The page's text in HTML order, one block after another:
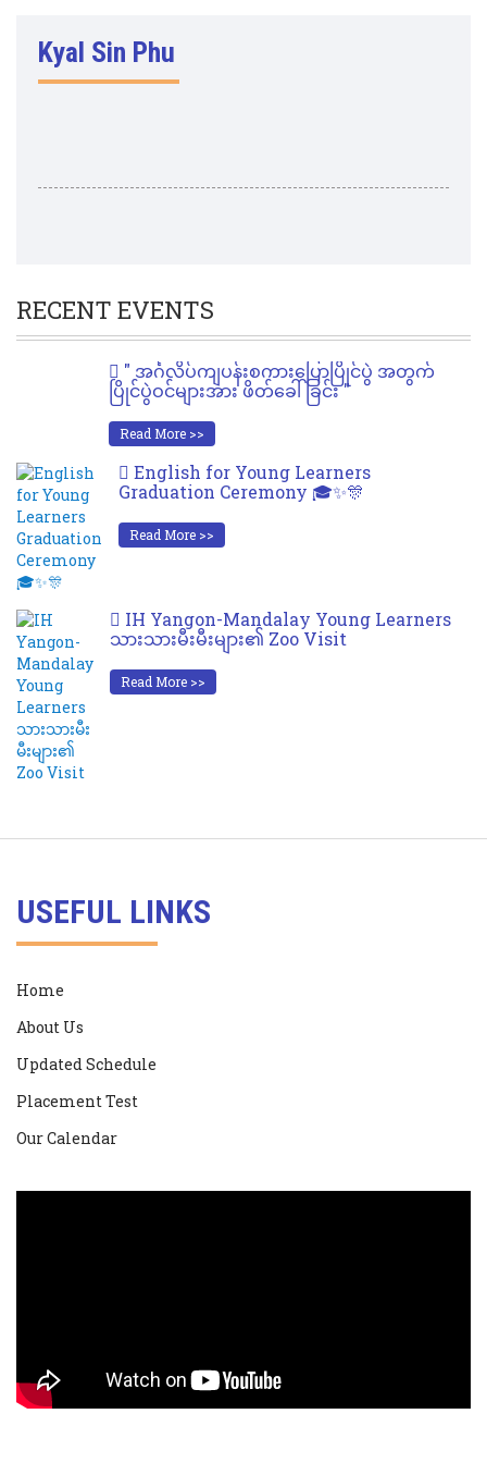
Kyal Sin Phu
RECENT EVENTS
" အင်္ဂလိပ်ကျပန်းစကားပြောပြိုင်ပွဲ အတွက်
ပြိုင်ပွဲဝင်များအား ဖိတ်ခေါ်ခြင်း "
Read More >>
English for Young Learners
Graduation Ceremony 🎓✨🎊
Read More >>
IH Yangon-Mandalay Young Learners
သားသားမီးမီးများ၏ Zoo Visit
Read More >>
USEFUL LINKS
Home
About Us
Updated Schedule
Placement Test
Our Calendar